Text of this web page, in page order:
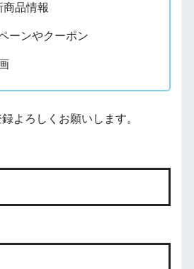
品情報
ーンやクーポン
よろしくお願いします。